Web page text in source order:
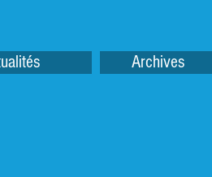
Archives